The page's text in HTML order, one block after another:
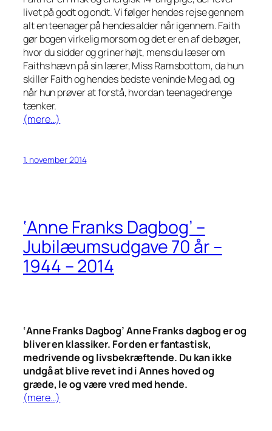
livet på godt og ondt. Vi følger hendes rejse gennem
alt en teenager på hendes alder når igennem. Faith
gør bogen virkelig morsom og det er en af de bøger,
hvor du sidder og griner højt, mens du læser om
Faiths hævn på sin lærer, Miss Ramsbottom, da hun
skiller Faith og hendes bedste veninde Meg ad, og
når hun prøver at forstå, hvordan teenagedrenge
tænker.
(mere…)
1. november 2014
‘Anne Franks Dagbog’ –
Jubilæumsudgave 70 år –
1944 – 2014
‘Anne Franks Dagbog’ Anne Franks dagbog er og
bliver en klassiker. For den er fantastisk,
medrivende og livsbekræftende. Du kan ikke
undgå at blive revet ind i Annes hoved og
græde, le og være vred med hende.
(mere…)